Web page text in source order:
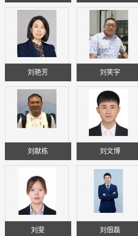
刘艳芳 刘笑宇
刘献栋 刘文博
刘斐 刘佃磊